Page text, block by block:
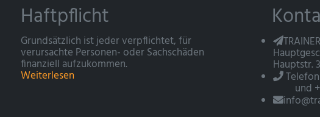
Haftpflicht
Grundsätzlich ist jeder verpflichtet, für
verursachte Personen- oder Sachschäden
finanziell aufzukommen.
Weiterlesen
Hauptstr.
und